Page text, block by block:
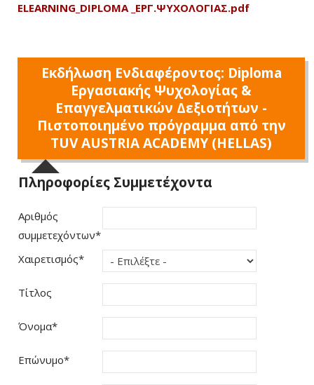
ELEARNING_DIPLOMA _ΕΡΓ.ΨΥΧΟΛΟΓΙΑΣ.pdf
Εκδήλωση Ενδιαφέροντος: Diploma
Εργασιακής Ψυχολογίας &
Επαγγελματικών Δεξιοτήτων -
Πιστοποιημένο πρόγραμμα από την
TUV AUSTRIA ACADEMY (HELLAS)
Πληροφορίες Συμμετέχοντα
Αριθμός
συμμετεχόντων*
Χαιρετισμός*
Τίτλος
Όνομα*
Επώνυμο*